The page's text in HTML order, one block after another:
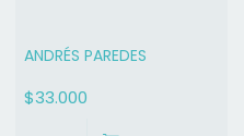
ANDRÉS PAREDES
$33.000